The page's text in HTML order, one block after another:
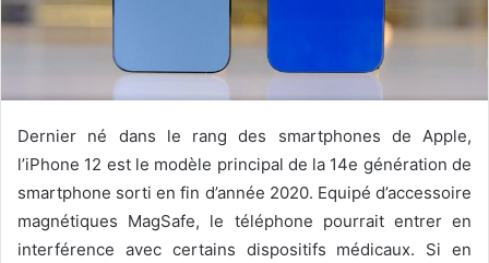
Dernier né dans le rang des smartphones de Apple,
l’iPhone 12 est le modèle principal de la 14e génération de
smartphone sorti en fin d’année 2020. Equipé d’accessoire
magnétiques MagSafe, le téléphone pourrait entrer en
interférence avec certains dispositifs médicaux. Si en